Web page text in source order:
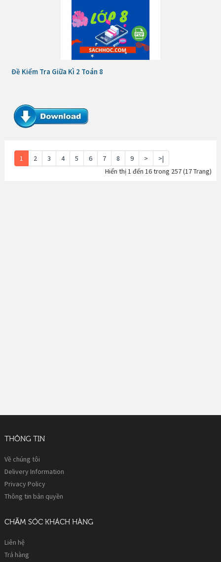
Đề Kiểm Tra Giữa Kì 2 Toán 8
1 2 3 4 5 6 7 8 9 >
>|
Hiển thị 1 đến 16 trong 257 (17 Trang)
THÔNG TIN
Về chúng tôi
Delivery Information
Privacy Policy
Thông tin bản quyền
CHĂM SÓC KHÁCH HÀNG
Liên hệ
Trả hàng